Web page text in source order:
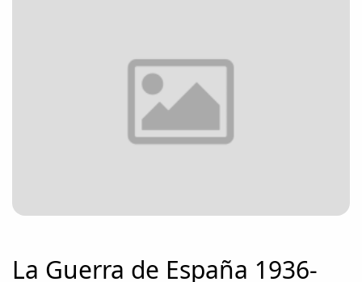
La Guerra de España 1936-